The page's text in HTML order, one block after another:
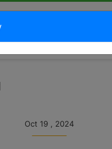
Oct 19 , 2024